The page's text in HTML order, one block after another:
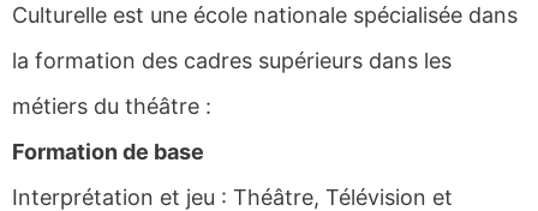
Culturelle est une école nationale spécialisée dans
la formation des cadres supérieurs dans les
métiers du théâtre :
Formation de base
Interprétation et jeu : Théâtre, Télévision et